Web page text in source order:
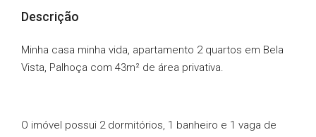
Descrição
Minha casa minha vida, apartamento 2 quartos em Bela
Vista, Palhoça com 43m² de área privativa.
O imóvel possui 2 dormitórios, 1 banheiro e 1 vaga de